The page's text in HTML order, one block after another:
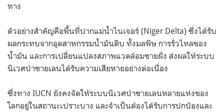
ทาง
ตัวอย่างสำคัญคือพื้นที่ปากแม่น้ำไนเจอร์ (Niger Delta) ซึ่งได้รับ
ผลกระทบจากอุตสาหกรรมน้ำมันดิบ ทั้งมลพิษ การรั่วไหลของ
น้ำมัน และการเปลี่ยนแปลงสภาพแวดล้อมชายฝั่ง ส่งผลให้ระบบ
นิเวศป่าชายเลนได้รับความเสียหายอย่างต่อเนื่อง
ซึ่งทาง IUCN ยังคงจัดให้ระบบนิเวศป่าชายเลนหลายแห่งของ
โลกอยู่ในสถานะเปราะบาง และจำเป็นต้องได้รับการปกป้องและ